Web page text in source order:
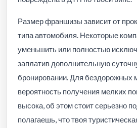
Размер франшизы зависит от
типа автомобиля. Некоторые
уменьшить или полностью
заплатив дополнительную
бронировании. Для бездорожных
вероятность получения мелких
высока, об этом стоит серьезно
полагаешь, что твоя